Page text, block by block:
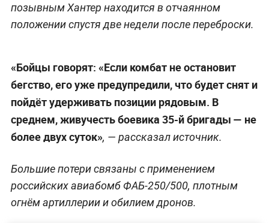
позывным Хантер находится в отчаянном
положении спустя две недели после переброски.
«Бойцы говорят: «Если комбат не остановит
бегство, его уже предупредили, что будет снят и
пойдёт удерживать позиции рядовым. В
среднем, живучесть боевика 35-й бригады — не
более двух суток», — рассказал источник.
Большие потери связаны с применением
российских авиабомб ФАБ-250/500, плотным
огнём артиллерии и обилием дронов.